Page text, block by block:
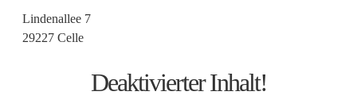
Lindenallee 7
29227 Celle
Deaktivierter Inhalt!